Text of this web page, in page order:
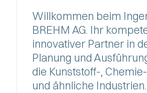
Willkommen beim
BREHM AG. Ihr
innovativer Partner in
Planung und
die Kunststoff-,
und ähnliche Industrien.